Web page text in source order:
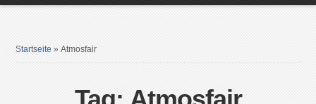
Startseite »Atmosfair